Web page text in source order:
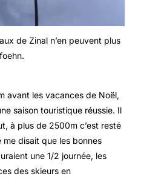
de Zinal n’en peuvent plus
avant les vacances de Noël,
saison touristique réussie. Il
à plus de 2500m c’est resté
disait que les bonnes
une 1/2 journée, les
des skieurs en